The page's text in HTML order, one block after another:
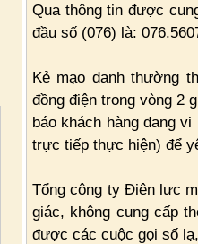
Qua thông tin được
đầu số (076) là:
Kẻ mạo danh thường
đồng điện trong vòng 2
báo khách hàng đang
trực tiếp thực hiện) để
Tổng công ty Điện lực
giác, không cung cấp
được các cuộc gọi số